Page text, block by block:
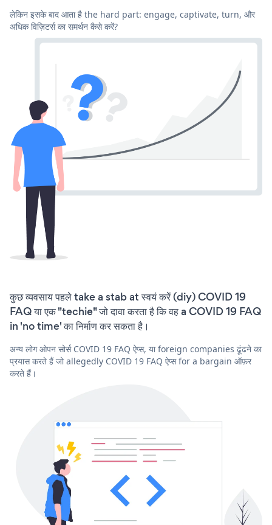
लेकिन इसके बाद आता है the hard part: engage, captivate, turn, और
अधिक विज़िटर्स का समर्थन कैसे करें?
कुछ व्यवसाय पहले take a stab at स्वयं करें (diy) COVID 19
FAQ या एक "techie" जो दावा करता है कि वह a COVID 19 FAQ
in 'no time' का निर्माण कर सकता है।
अन्य लोग ओपन सोर्स COVID 19 FAQ ऐप्स, या foreign companies ढूंढने का
प्रयास करते हैं जो allegedly COVID 19 FAQ ऐप्स for a bargain ऑफ़र
करते हैं।